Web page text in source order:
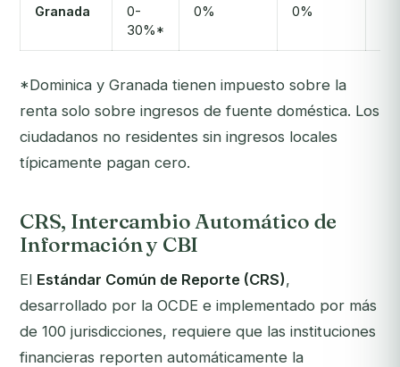
Granada
0-
30%*
0% 0%
*Dominica y Granada tienen impuesto sobre la
renta solo sobre ingresos de fuente doméstica. Los
ciudadanos no residentes sin ingresos locales
típicamente pagan cero.
CRS, Intercambio Automático de
Información y CBI
El Estándar Común de Reporte (CRS),
desarrollado por la OCDE e implementado por más
de 100 jurisdicciones, requiere que las instituciones
financieras reporten automáticamente la